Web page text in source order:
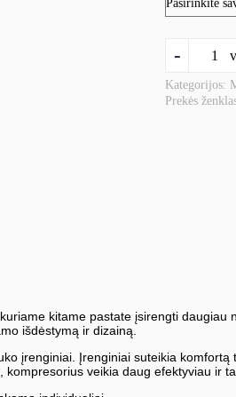
-
MULTI-
SPLIT
Kategorijos:
Prekės
kitame pastate įsirengti
išdėstymą ir dizainą.
įrenginiai. Įrenginiai suteikia
veikia daug efektyviau ir